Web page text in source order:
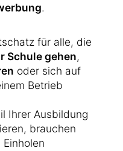
.
für alle, die
Schule gehen,
oder sich auf
Betrieb
Ihrer Ausbildung
brauchen